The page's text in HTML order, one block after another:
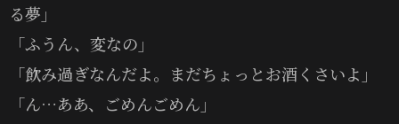
る夢」
「ふうん、変なの」
「飲み過ぎなんだよ。まだちょっとお酒くさいよ」
「ん…ああ、ごめんごめん」